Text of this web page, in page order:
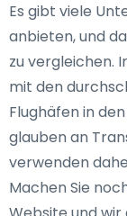
Es gibt viele
anbieten, und
zu vergleichen.
mit den
Flughäfen in
glauben an
verwenden
Machen Sie